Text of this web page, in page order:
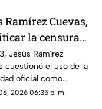
Ramírez Cuevas,
la censura
oficial a
por
de control
Jesús Ramírez
cuestionó el uso de la
oficial como
para presionar a
2026 06:35 p. m.